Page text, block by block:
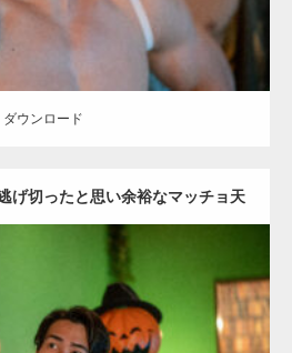
ダウンロード
げ切ったと思い余裕なマッチョ天
2023.02.11